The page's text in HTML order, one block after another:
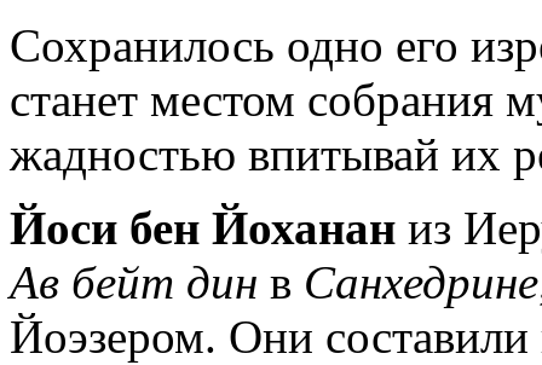
Сохранилось одно его
станет местом собрания
жадностью впитывай их
Йоси бен Йоханан из
Ав бейт дин в Санхедрине
Йоэзером. Они